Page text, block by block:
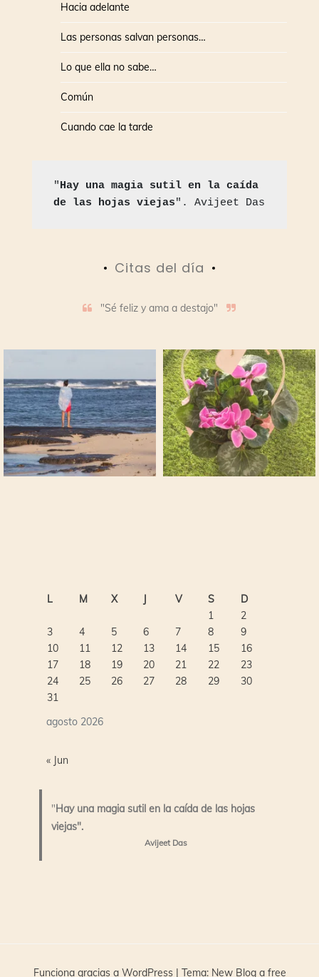
Hacia adelante
Las personas salvan personas…
Lo que ella no sabe…
Común
Cuando cae la tarde
"Hay una magia sutil en la caída
de las hojas viejas". Avijeet Das
Citas del día
"Sé feliz y ama a destajo"
agosto 2026
L M X V S
D
1
2
3
4 5 6 7 8
9
10
11 12 13 14 15
16
17
18 19 20 21 22
23
24
25 26 27 28 29
30
31
« Jun
"Hay una magia sutil en la caída de las hojas
viejas".
Avijeet Das
Funciona gracias a WordPress | Tema: New Blog a free